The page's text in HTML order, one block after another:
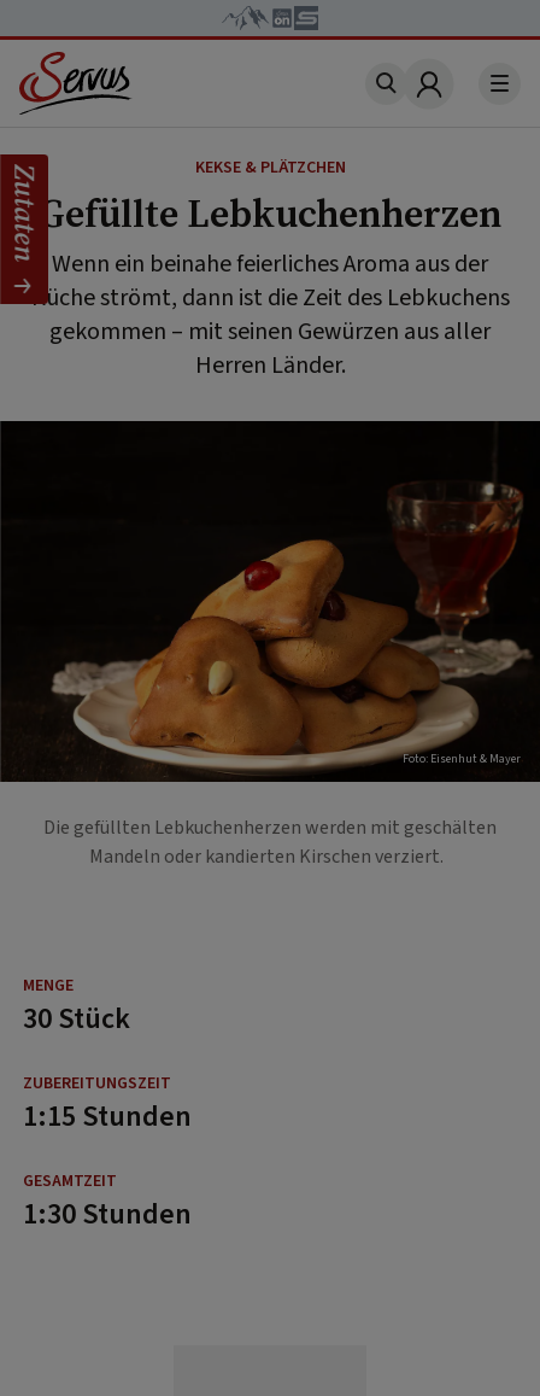
Account
KEKSE & PLÄTZCHEN
Gefüllte Lebkuchenherzen
Wenn ein beinahe feierliches Aroma aus der
Küche strömt, dann ist die Zeit des Lebkuchens
gekommen – mit seinen Gewürzen aus aller
Herren Länder.
Foto: Eisenhut & Mayer
Die gefüllten Lebkuchenherzen werden mit geschälten
Mandeln oder kandierten Kirschen verziert.
30 Stück
1:15 Stunden
1:30 Stunden
Zutaten